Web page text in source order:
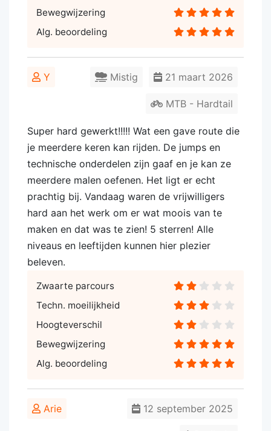
Bewegwijzering
Alg. beoordeling
Y 21 maart 2026
Mistig
MTB - Hardtail
Super hard gewerkt!!!!! Wat een gave route die
je meerdere keren kan rijden. De jumps en
technische onderdelen zijn gaaf en je kan ze
meerdere malen oefenen. Het ligt er echt
prachtig bij. Vandaag waren de vrijwilligers
hard aan het werk om er wat moois van te
maken en dat was te zien! 5 sterren! Alle
niveaus en leeftijden kunnen hier plezier
beleven.
Zwaarte parcours
Techn. moeilijkheid
Hoogteverschil
Bewegwijzering
Alg. beoordeling
Arie 12 september 2025